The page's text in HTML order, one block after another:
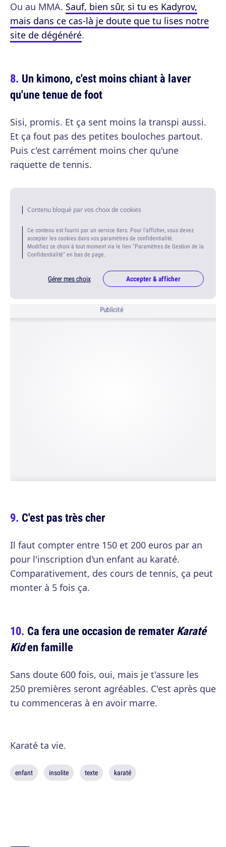
Ou au MMA. Sauf, bien sûr, si tu es Kadyrov,
mais dans ce cas-là je doute que tu lises notre
site de dégénéré.
Un kimono, c'est moins chiant à laver
qu'une tenue de foot
Sisi, promis. Et ça sent moins la transpi aussi.
Et ça fout pas des petites bouloches partout.
Puis c'est carrément moins cher qu'une
raquette de tennis.
Contenu bloqué par vos choix de cookies
Ce contenu est fourni par un service tiers. Pour l'afficher, vous devez
accepter les cookies dans vos paramètres de confidentialité.
Modifiez ce choix à tout moment via le lien "Paramètres de Gestion de la
Confidentialité" en bas de page.
Gérer mes choix Accepter & afficher
Publicité
C'est pas très cher
Il faut compter entre 150 et 200 euros par an
pour l'inscription d'un enfant au karaté.
Comparativement, des cours de tennis, ça peut
monter à 5 fois ça.
Ca fera une occasion de rematerKaraté
Kiden famille
Sans doute 600 fois, oui, mais je t'assure les
250 premières seront agréables. C'est après que
tu commenceras à en avoir marre.
Karaté ta vie.
enfant insolite texte karaté